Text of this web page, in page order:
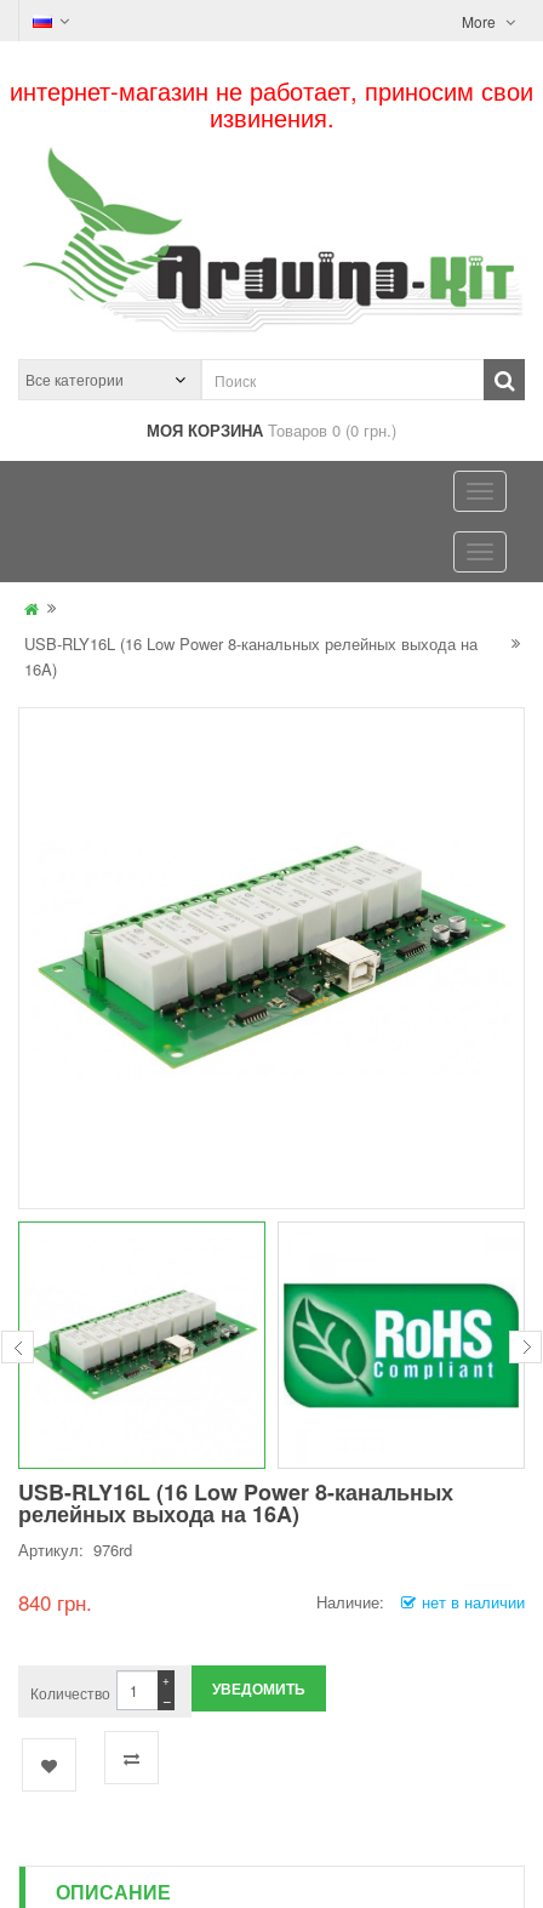
More
интернет-магазин не работает, приносим свои
извинения.
МОЯ КОРЗИНА Товаров 0 (0 грн.)
USB-RLY16L (16 Low Power 8-канальных релейных выхода на
16A)
USB-RLY16L (16 Low Power 8-канальных
релейных выхода на 16A)
Артикул: 976rd
840 грн. Наличие: нет в наличии
Количество −
+ УВЕДОМИТЬ
ОПИСАНИЕ